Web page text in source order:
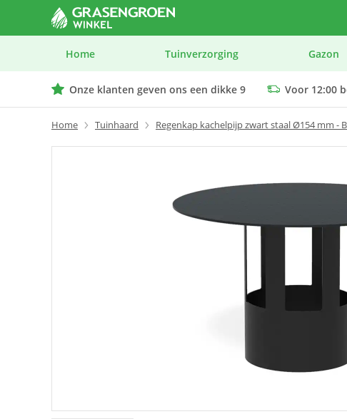
Home Tuinverzorging Gazon
Onze klanten geven ons een dikke 9
Voor 12:00
We geven advies op maat bij elk product
Home Tuinhaard Regenkap kachelpijp zwart staal Ø154 mm -